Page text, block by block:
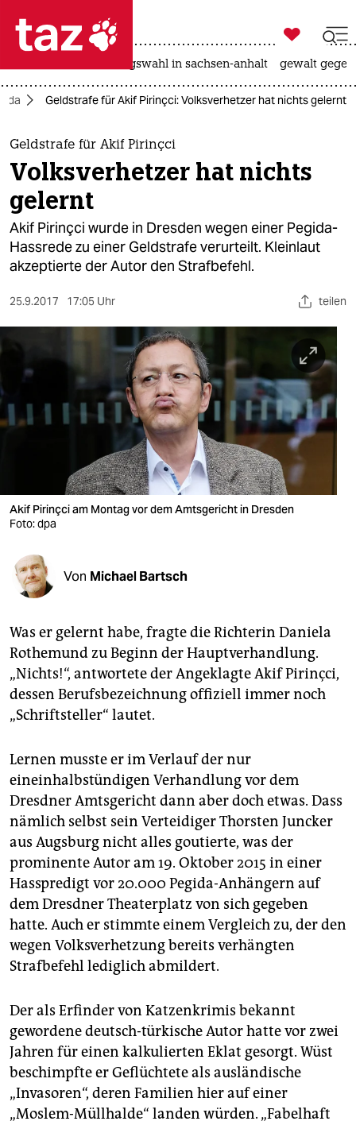
 taz zahl ich
taz zahl ich
themen
politik
öko
gesellschaft
sport
berlin
wahrheit
verlag
veranstaltungen
shop
fragen & hilfe
unterstützen
abo
genossenschaft
epaper login

taz zahl ich
landtagswahl in sachsen-anhalt gewalt
Geldstrafe für Akif Pirinçci: Volksverhetzer hat nichts gelernt
Geldstrafe für Akif Pirinçci
Volksverhetzer hat nichts
gelernt
Akif Pirinçci wurde in Dresden wegen einer Pegida-
Hassrede zu einer Geldstrafe verurteilt. Kleinlaut
akzeptierte der Autor den Strafbefehl.
25.9.2017 17:05 Uhr teilen
Akif Pirinçci am Montag vor dem Amtsgericht in Dresden
Foto: dpa
Von Michael Bartsch
Was er gelernt habe, fragte die Richterin Daniela
Rothemund zu Beginn der Hauptverhandlung.
„Nichts!“, antwortete der Angeklagte Akif Pirinçci,
dessen Berufsbezeichnung offiziell immer noch
„Schriftsteller“ lautet.
Lernen musste er im Verlauf der nur
eineinhalbstündigen Verhandlung vor dem
Dresdner Amtsgericht dann aber doch etwas. Dass
nämlich selbst sein Verteidiger Thorsten Juncker
aus Augsburg nicht alles goutierte, was der
prominente Autor am 19. Oktober 2015 in einer
Hasspredigt vor 20.000 Pegida-Anhängern auf
dem Dresdner Theaterplatz von sich gegeben
hatte. Auch er stimmte einem Vergleich zu, der den
wegen Volksverhetzung bereits verhängten
Strafbefehl lediglich abmildert.
Der als Erfinder von Katzenkrimis bekannt
gewordene deutsch-türkische Autor hatte vor zwei
Jahren für einen kalkulierten Eklat gesorgt. Wüst
beschimpfte er Geflüchtete als ausländische
„Invasoren“, deren Familien hier auf einer
„Moslem-Müllhalde“ landen würden. „Fabelhaft